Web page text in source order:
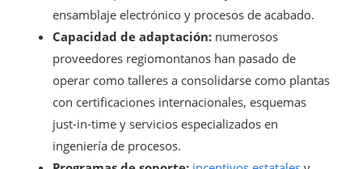
ensamblaje electrónico y procesos de acabado.
Capacidad de adaptación: numerosos
proveedores regiomontanos han pasado de
operar como talleres a consolidarse como plantas
con certificaciones internacionales, esquemas
just-in-time y servicios especializados en
ingeniería de procesos.